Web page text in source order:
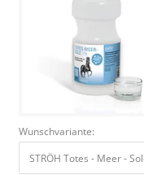
Wunschvariante:
STRÖH Totes - Meer -